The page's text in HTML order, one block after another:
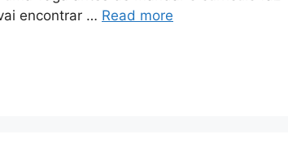
encontrar … Read more